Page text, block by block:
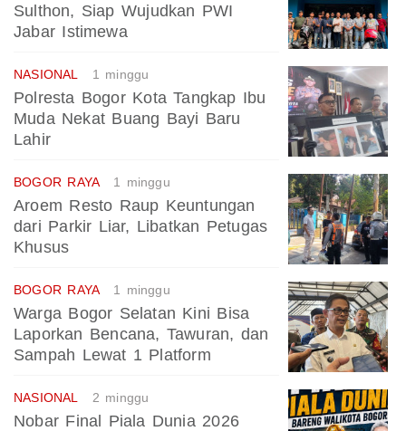
Sulthon, Siap Wujudkan PWI
Jabar Istimewa
NASIONAL 1 minggu
Polresta Bogor Kota Tangkap Ibu
Muda Nekat Buang Bayi Baru
Lahir
BOGOR RAYA 1 minggu
Aroem Resto Raup Keuntungan
dari Parkir Liar, Libatkan Petugas
Khusus
BOGOR RAYA 1 minggu
Warga Bogor Selatan Kini Bisa
Laporkan Bencana, Tawuran, dan
Sampah Lewat 1 Platform
NASIONAL 2 minggu
Nobar Final Piala Dunia 2026